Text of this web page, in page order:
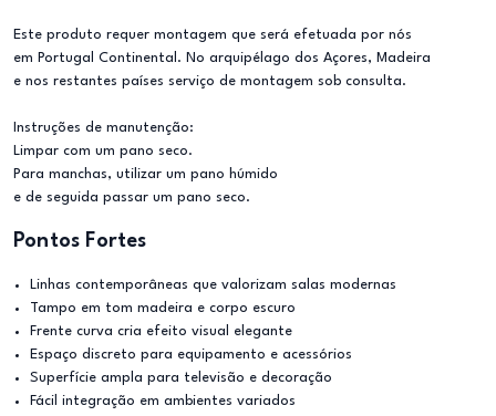
Este produto requer montagem que será efetuada por nós
em Portugal Continental. No arquipélago dos Açores, Madeira
e nos restantes países serviço de montagem sob consulta.
Instruções de manutenção:
Limpar com um pano seco.
Para manchas, utilizar um pano húmido
e de seguida passar um pano seco.
Pontos Fortes
Linhas contemporâneas que valorizam salas modernas
Tampo em tom madeira e corpo escuro
Frente curva cria efeito visual elegante
Espaço discreto para equipamento e acessórios
Superfície ampla para televisão e decoração
Fácil integração em ambientes variados